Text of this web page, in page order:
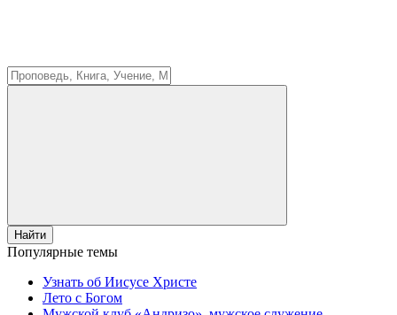
Найти
Популярные темы
Узнать об Иисусе Христе
Лето с Богом